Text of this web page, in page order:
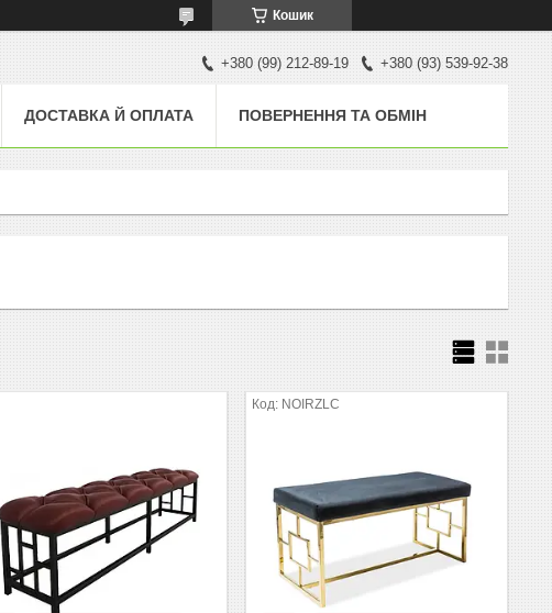
Кошик
+380 (99) 212-89-19 +380 (93) 539-92-38
ДОСТАВКА Й ОПЛАТА ПОВЕРНЕННЯ ТА ОБМІН
NOIRZLC